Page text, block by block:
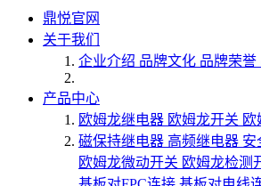
鼎悦官网
关于我们
企业介绍 品牌文化 品牌荣誉
产品中心
欧姆龙继电器 欧姆龙开关 欧
磁保持继电器 高频继电器 安
欧姆龙微动开关 欧姆龙检测